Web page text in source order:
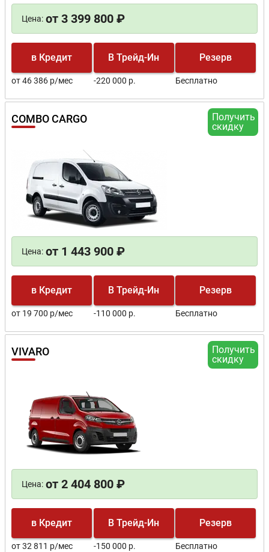
Цена: от 3 399 800 ₽
в Кредит
от 46 386 р/мес
В Трейд-Ин
-220 000 р.
Резерв
Бесплатно
Получить
скидку
COMBO CARGO
Цена: от 1 443 900 ₽
в Кредит
от 19 700 р/мес
В Трейд-Ин
-110 000 р.
Резерв
Бесплатно
Получить
скидку
VIVARO
Цена: от 2 404 800 ₽
в Кредит
от 32 811 р/мес
В Трейд-Ин
-150 000 р.
Резерв
Бесплатно